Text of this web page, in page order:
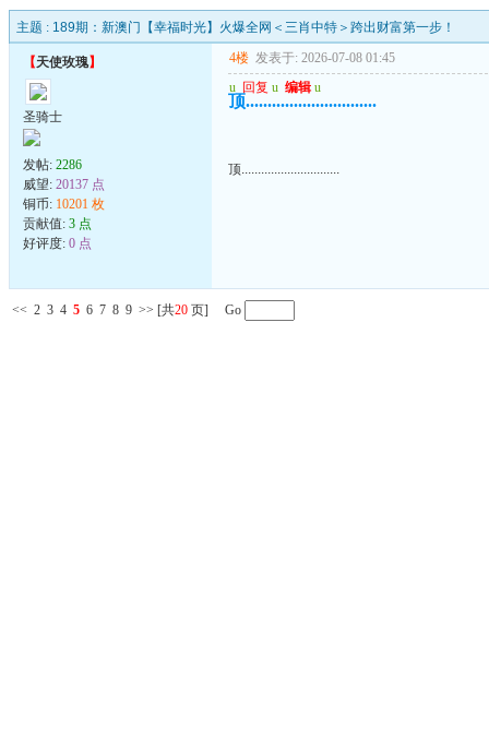
主题 : 189期：新澳门【幸福时光】火爆全网＜三肖中特＞跨出财富第一步！
【天使玫瑰】
圣骑士
发帖: 2286
威望: 20137 点
铜币: 10201 枚
贡献值: 3 点
好评度: 0 点
4楼 发表于: 2026-07-08 01:45
u 回复 u 编辑 u
顶..............................
顶..............................
<< 2 3 4 5 6 7 8 9 >> [共20 页] Go